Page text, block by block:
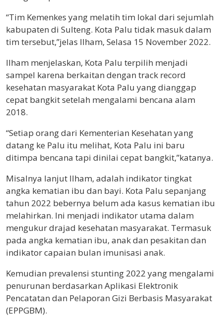
“Tim Kemenkes yang melatih tim lokal dari sejumlah
kabupaten di Sulteng. Kota Palu tidak masuk dalam
tim tersebut,”jelas Ilham, Selasa 15 November 2022.
Ilham menjelaskan, Kota Palu terpilih menjadi
sampel karena berkaitan dengan track record
kesehatan masyarakat Kota Palu yang dianggap
cepat bangkit setelah mengalami bencana alam
2018.
“Setiap orang dari Kementerian Kesehatan yang
datang ke Palu itu melihat, Kota Palu ini baru
ditimpa bencana tapi dinilai cepat bangkit,”katanya.
Misalnya lanjut Ilham, adalah indikator tingkat
angka kematian ibu dan bayi. Kota Palu sepanjang
tahun 2022 bebernya belum ada kasus kematian ibu
melahirkan. Ini menjadi indikator utama dalam
mengukur drajad kesehatan masyarakat. Termasuk
pada angka kematian ibu, anak dan pesakitan dan
indikator capaian bulan imunisasi anak.
Kemudian prevalensi stunting 2022 yang mengalami
penurunan berdasarkan Aplikasi Elektronik
Pencatatan dan Pelaporan Gizi Berbasis Masyarakat
(EPPGBM).